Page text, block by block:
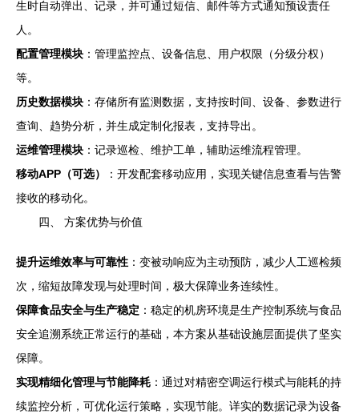
生时自动弹出、记录，并可通过短信、邮件等方式通知预设责任
人。
配置管理模块 ：管理监控点、设备信息、用户权限（分级分权）
等。
历史数据模块 ：存储所有监测数据，支持按时间、设备、参数进行
查询、趋势分析，并生成定制化报表，支持导出。
运维管理模块 ：记录巡检、维护工单，辅助运维流程管理。
移动APP（可选）
：开发配套移动应用，实现关键信息查看与告警
接收的移动化。
四、 方案优势与价值
提升运维效率与可靠性 ：变被动响应为主动预防，减少人工巡检频
次，缩短故障发现与处理时间，极大保障业务连续性。
保障食品安全与生产稳定 ：稳定的机房环境是生产控制系统与食品
安全追溯系统正常运行的基础，本方案从基础设施层面提供了坚实
保障。
实现精细化管理与节能降耗 ：通过对精密空调运行模式与能耗的持
续监控分析，可优化运行策略，实现节能。详实的数据记录为设备